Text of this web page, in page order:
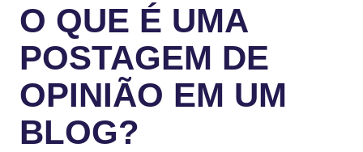
O QUE É UMA
POSTAGEM DE
OPINIÃO EM UM
BLOG?